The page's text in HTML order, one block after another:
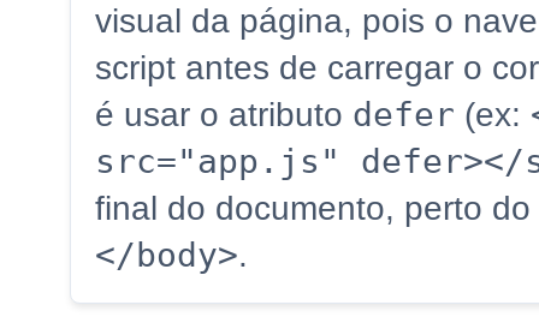
visual da página, pois o
script antes de carregar o
é usar o atributo defer (ex:
src="app.js"
final do documento, perto
</body>.